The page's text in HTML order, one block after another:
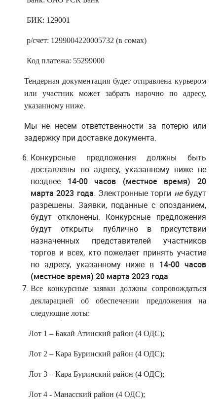
БИК: 129001
р/счет: 1299004220005732 (в сомах)
Код платежа: 55299000
Тендерная документация будет отправлена курьером
или участник может забрать нарочно по адресу,
указанному ниже.
Мы не несем ответственности за потерю или
задержку при доставке документа.
Конкурсные предложения должны быть
доставлены по адресу, указанному ниже не
позднее 14-00 часов (местное время) 20
марта 2023 года. Электронные торги небудут
разрешены. Заявки, поданные с опозданием,
будут отклонены. Конкурсные предложения
будут открыты публично в присутствии
назначенных представителей участников
торгов и всех, кто пожелает принять участие
по адресу, указанному ниже в 14-00 часов
(местное время) 20 марта 2023 года.
Все конкурсные заявки должны сопровождаться
декларацией об обеспечении предложения на
следующие лоты:
Лот 1 – Бакай Атинский район (4 ОДС);
Лот 2 – Кара Буринский район (4 ОДС);
Лот 3 – Кара Буринский район (4 ОДС);
Лот 4 - Манасский район (4 ОДС);